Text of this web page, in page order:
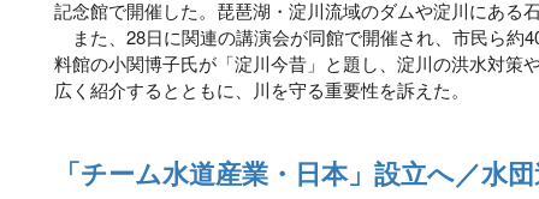
記念館で開催した。琵琶湖・淀川流域のダムや淀川にある
また、28日に関連の講演会が同館で開催され、市民ら約
料館の小関博子氏が「淀川今昔」と題し、淀川の洪水対策
広く紹介するとともに、川を守る重要性を訴えた。
「チーム水道産業・日本」設立へ／水